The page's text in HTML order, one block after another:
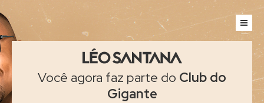
Você agora faz parte do Club do
Gigante